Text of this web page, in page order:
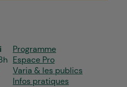
Programme
Espace Pro
Varia & les publics
Infos pratiques